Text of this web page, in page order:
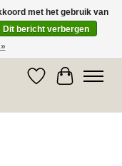
VANAF € 75,00
Verlanglijst
met het gebruik van
Dit bericht verbergen